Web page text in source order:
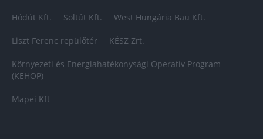
Hódút Kft. Soltút Kft. West Hungária Bau Kft.
Liszt Ferenc repülőtér KÉSZ Zrt.
Környezeti és Energiahatékonysági Operatív Program
(KEHOP)
Mapei Kft